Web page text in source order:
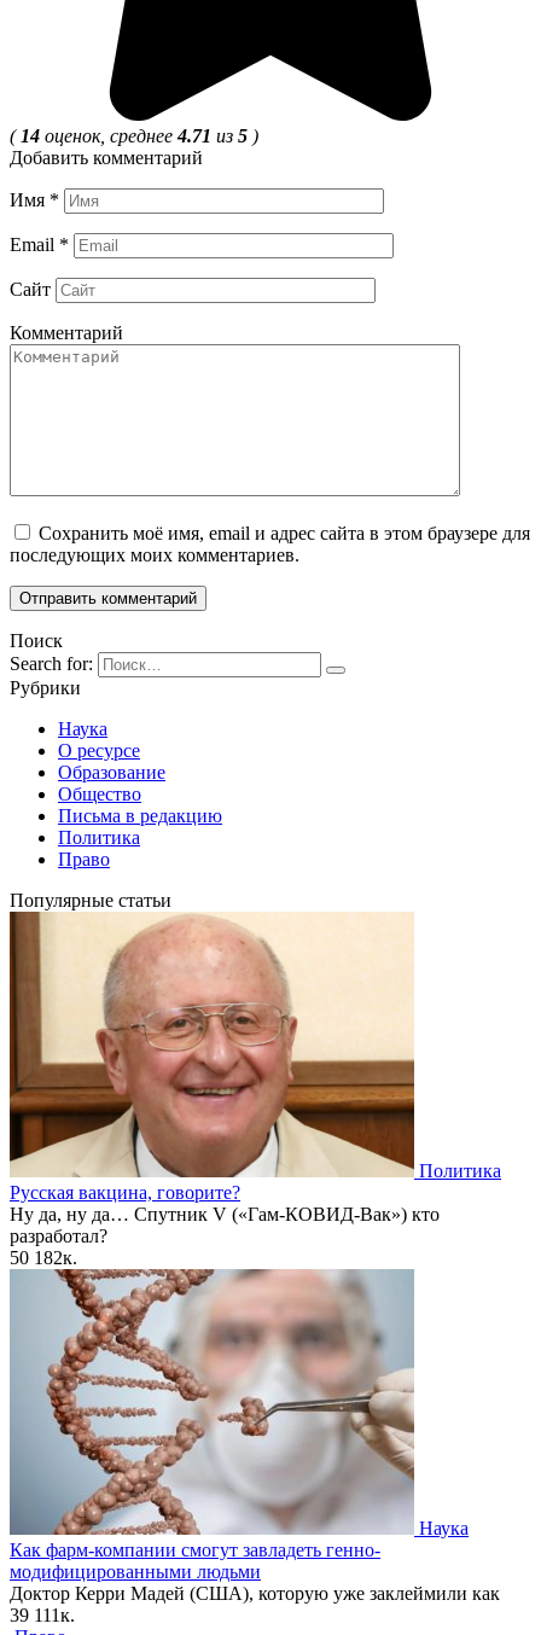
( 14 оценок, среднее4.71 из 5 )
Добавить комментарий
Имя *
Email *
Сайт
Комментарий
Сохранить моё имя, email и адрес сайта в этом браузере для
последующих моих комментариев.
Поиск
Search for:
Рубрики
Наука
О ресурсе
Образование
Общество
Письма в редакцию
Политика
Право
Популярные статьи
Политика
Русская вакцина, говорите?
Ну да, ну да… Спутник V («Гам-КОВИД-Вак») кто
разработал?
50 182к.
Наука
Как фарм-компании смогут завладеть генно-
модифицированными людьми
Доктор Керри Мадей (США), которую уже заклеймили как
39 111к.